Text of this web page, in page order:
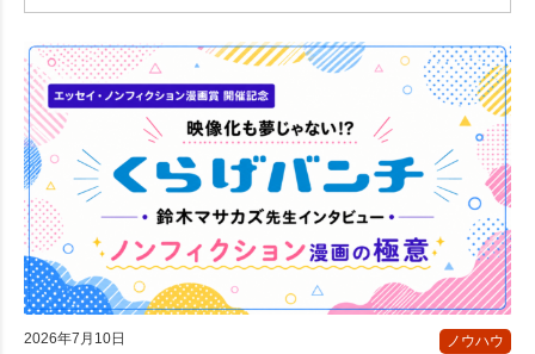
2026年7月10日 ノウハウ